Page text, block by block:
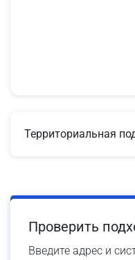
Территориальная
Проверить
Введите адрес и